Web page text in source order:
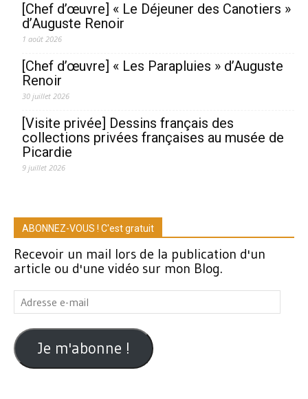
[Chef d’œuvre] « Le Déjeuner des Canotiers »
d’Auguste Renoir
1 août 2026
[Chef d’œuvre] « Les Parapluies » d’Auguste
Renoir
30 juillet 2026
[Visite privée] Dessins français des
collections privées françaises au musée de
Picardie
9 juillet 2026
ABONNEZ-VOUS ! C'est gratuit
Recevoir un mail lors de la publication d'un
article ou d'une vidéo sur mon Blog.
Adresse
e-
mail
Je m'abonne !